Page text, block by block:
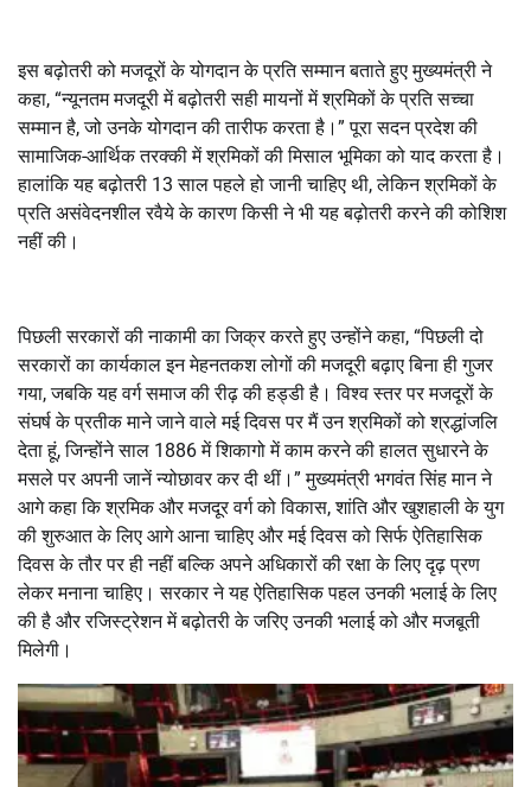
इस बढ़ोतरी को मजदूरों के योगदान के प्रति सम्मान बताते हुए मुख्यमंत्री ने
कहा, “न्यूनतम मजदूरी में बढ़ोतरी सही मायनों में श्रमिकों के प्रति सच्चा
सम्मान है, जो उनके योगदान की तारीफ करता है।” पूरा सदन प्रदेश की
सामाजिक-आर्थिक तरक्की में श्रमिकों की मिसाल भूमिका को याद करता है।
हालांकि यह बढ़ोतरी 13 साल पहले हो जानी चाहिए थी, लेकिन श्रमिकों के
प्रति असंवेदनशील रवैये के कारण किसी ने भी यह बढ़ोतरी करने की कोशिश
नहीं की।
पिछली सरकारों की नाकामी का जिक्र करते हुए उन्होंने कहा, “पिछली दो
सरकारों का कार्यकाल इन मेहनतकश लोगों की मजदूरी बढ़ाए बिना ही गुजर
गया, जबकि यह वर्ग समाज की रीढ़ की हड्डी है। विश्व स्तर पर मजदूरों के
संघर्ष के प्रतीक माने जाने वाले मई दिवस पर मैं उन श्रमिकों को श्रद्धांजलि
देता हूं, जिन्होंने साल 1886 में शिकागो में काम करने की हालत सुधारने के
मसले पर अपनी जानें न्योछावर कर दी थीं।” मुख्यमंत्री भगवंत सिंह मान ने
आगे कहा कि श्रमिक और मजदूर वर्ग को विकास, शांति और खुशहाली के युग
की शुरुआत के लिए आगे आना चाहिए और मई दिवस को सिर्फ ऐतिहासिक
दिवस के तौर पर ही नहीं बल्कि अपने अधिकारों की रक्षा के लिए दृढ़ प्रण
लेकर मनाना चाहिए। सरकार ने यह ऐतिहासिक पहल उनकी भलाई के लिए
की है और रजिस्ट्रेशन में बढ़ोतरी के जरिए उनकी भलाई को और मजबूती
मिलेगी।